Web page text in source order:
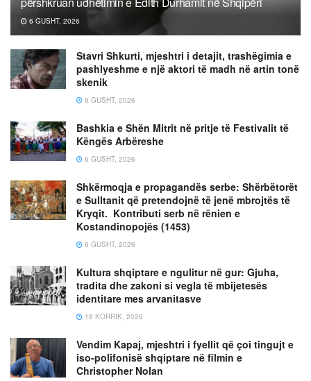
6 GUSHT, 2026
Stavri Shkurti, mjeshtri i detajit, trashëgimia e
pashlyeshme e një aktori të madh në artin tonë
skenik
6 GUSHT, 2026
Bashkia e Shën Mitrit në pritje të Festivalit të
Këngës Arbëreshe
6 GUSHT, 2026
Shkërmoqja e propagandës serbe: Shërbëtorët
e Sulltanit që pretendojnë të jenë mbrojtës të
Kryqit. Kontributi serb në rënien e
Kostandinopojës (1453)
6 GUSHT, 2026
Kultura shqiptare e ngulitur në gur: Gjuha,
tradita dhe zakoni si vegla të mbijetesës
identitare mes arvanitasve
18 KORRIK, 2026
Vendim Kapaj, mjeshtri i fyellit që çoi tingujt e
iso-polifonisë shqiptare në filmin e
Christopher Nolan